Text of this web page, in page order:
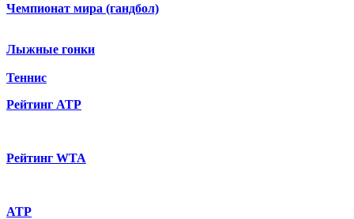
Чемпионат мира (гандбол)
Лыжные гонки
Теннис
Рейтинг ATP
Рейтинг WTA
ATP